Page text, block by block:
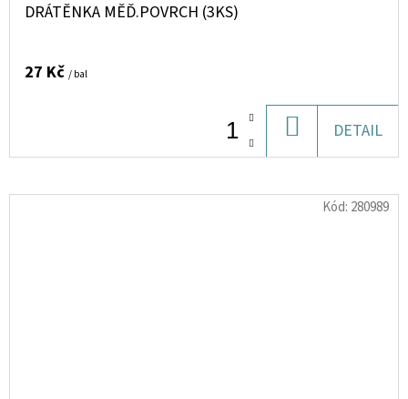
DRÁTĚNKA MĚĎ.POVRCH (3KS)
27 Kč / bal
KOŠÍKU
DETAIL
Kód: 280989